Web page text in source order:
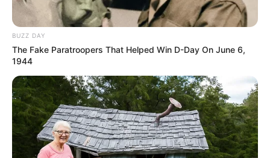
BUZZ DAY
The Fake Paratroopers That Helped Win D-Day On June 6,
1944